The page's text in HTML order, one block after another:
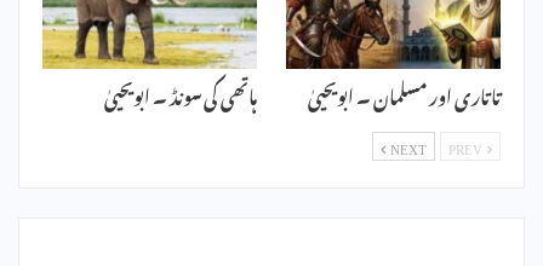
تاتاری اور مسلمان ۔ ابویحییٰ ہاتھی کی سونڈ ۔ ابویحییٰ
NEXT